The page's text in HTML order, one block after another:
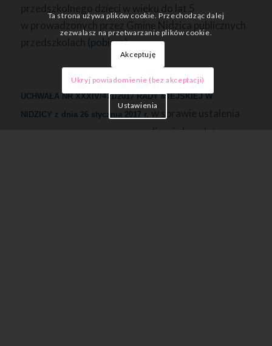
(pobierz)
UCHWAŁA NR XXXIV/471/2017 RADY MIEJSKIEJ W
NIDZICY z dnia 26 stycznia 2017 r.
czasu przeznaczonego na realizację bezpłatnego
Ta strona używa plików cookie. Przechodząc dalej
zezwalasz na przetwarzanie plików cookie.
Akceptuję
Ukryj powiadomienie (bez akceptacji)
Ustawienia